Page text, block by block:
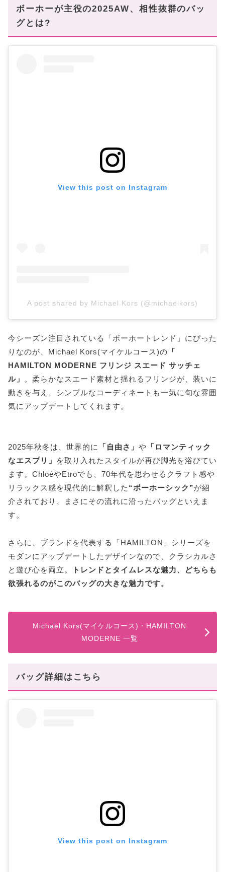
ボーホーが主役の2025AW、相性抜群のバッ
グとは?
View this post on Instagram
A post shared by Michael Kors (@michaelkors)
今シーズン注目されている「ボーホートレンド」にぴった
りなのが、Michael Kors(マイケルコース)の 「
HAMILTON MODERNE フリンジ スエード サッチェ
ル」
。柔らかなスエード素材と揺れるフリンジが、装いに
動きを与え、シンプルなコーディネートも一気に旬な雰囲
気にアップデートしてくれます。
2025年秋冬は、世界的に 「自由さ」 や 「ロマンティック
なエスプリ」
を取り入れたスタイルが再び脚光を浴びてい
ます。ChloéやEtroでも、70年代を思わせるクラフト感や
リラックス感を現代的に解釈した “ボーホーシック”が紹
介されており、まさにその流れに沿ったバッグといえま
す。
さらに、ブランドを代表する「HAMILTON」シリーズを
モダンにアップデートしたデザインなので、クラシカルさ
と遊び心を両立。
トレンドとタイムレスな魅力、どちらも
欲張れるのがこのバッグの大きな魅力です。
Michael Kors(マイケルコース)・HAMILTON
MODERNE 一覧
バッグ詳細はこちら
View this post on Instagram